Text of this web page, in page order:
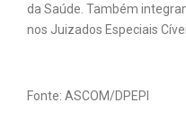
da Saúde. Também
nos Juizados Especiais
Fonte: ASCOM/DPEPI